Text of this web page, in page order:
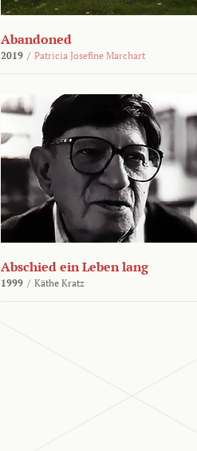
Abandoned
2019 / Patricia Josefine Marchart
Abschied ein Leben lang
1999 / Käthe Kratz